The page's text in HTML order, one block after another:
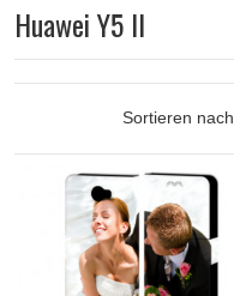
Huawei Y5 II
Sortieren nach